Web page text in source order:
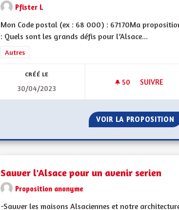
Pfister L
Mon Code postal (ex : 68 000) : 67170Ma
: Quels sont les grands défis pour l’Alsace...
Filtrer les résultats de la catégorie : Autres
Autres
CRÉÉ LE
30/04/2023
50 50 ABONNÉS
SUIVRE
VOIR LA PROPOSITION
Sauver l'Alsace pour un avenir serien
Proposition anonyme
-Sauver les maisons Alsaciennes et notre